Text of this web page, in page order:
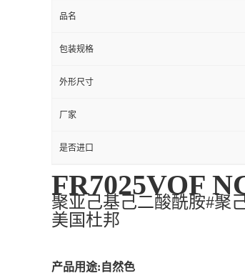
品名
包装规格
外形尺寸
厂家
是否进口
FR7025VOF
聚亚己基己二酸酰胺#聚
美国杜邦
产品用途:自然色